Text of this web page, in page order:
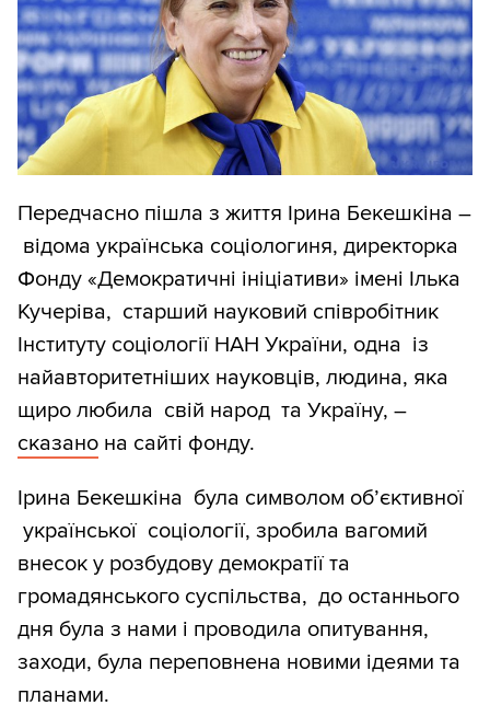
Передчасно пішла з життя Ірина Бекешкіна –
відома українська соціологиня, директорка
Фонду «Демократичні ініціативи» імені Ілька
Кучеріва, старший науковий співробітник
Інституту соціології НАН України, одна із
найавторитетніших науковців, людина, яка
щиро любила свій народ та Україну, –
сказано на сайті фонду.
Ірина Бекешкіна була символом об’єктивної
української соціології, зробила вагомий
внесок у розбудову демократії та
громадянського суспільства, до останнього
дня була з нами і проводила опитування,
заходи, була переповнена новими ідеями та
планами.